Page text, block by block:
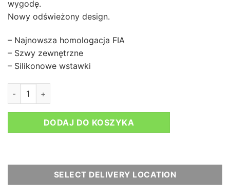
wygodę.
Nowy odświeżony design.
– Najnowsza homologacja FIA
– Szwy zewnętrzne
– Silikonowe wstawki
ilość RĘKAWICE OMP FIRST
DODAJ DO KOSZYKA
SELECT DELIVERY LOCATION